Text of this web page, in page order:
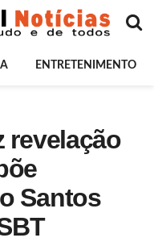
ENTRETENIMENTO
revelação
Santos